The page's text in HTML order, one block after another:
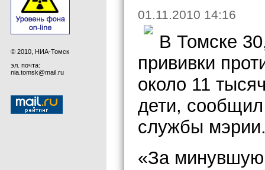
© 2010, НИА-Томск
эл. почта:
nia.tomsk@mail.ru
01.11.2010 14:16
В Томске
прививки
около 11
дети,
службы
«За минувшую